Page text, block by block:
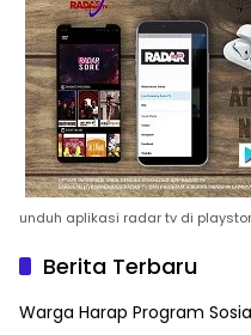
unduh aplikasi radar tv di
Berita Terbaru
Warga Harap Program